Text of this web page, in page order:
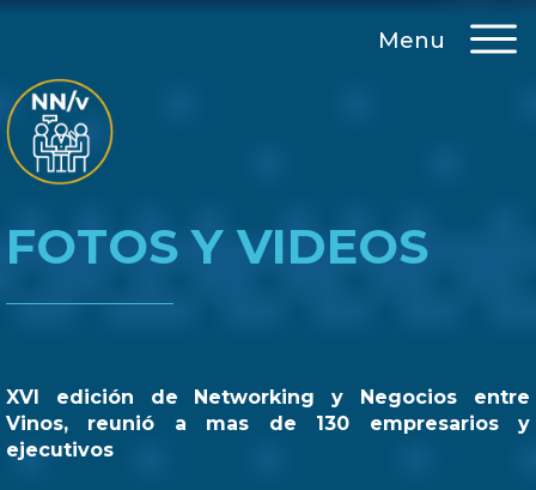
Menu
FOTOS Y VIDEOS
XVI edición de Networking y Negocios entre
Vinos, reunió a mas de 130 empresarios y
ejecutivos